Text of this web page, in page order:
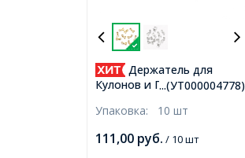
...(УТ000004778)
Держатель для
Кулонов и Подвесок
10x5.5x3мм, Отверстие
Упаковка: 10 шт
111,00 руб. / 10 шт